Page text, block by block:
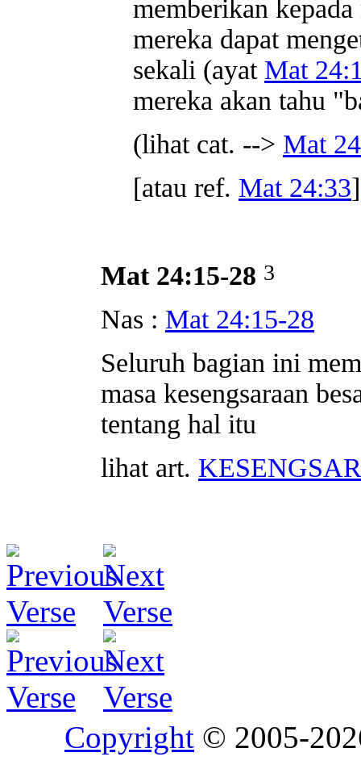
memberikan
mereka dapat
sekali (ayat Mat
mereka akan tahu
(lihat cat. --> Mat
[atau ref. Mat 24:33]
Mat 24:15-28 3
Nas : Mat 24:15-28
Seluruh bagian ini
masa kesengsaraan
tentang hal itu
lihat art.
Copyright © 2005-